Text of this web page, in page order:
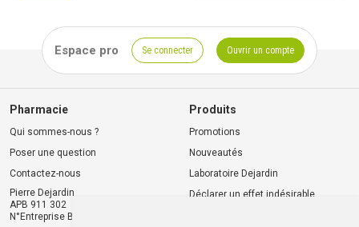
Espace pro Se connecter Ouvrir un compte
Pharmacie
Qui sommes-nous ?
Poser une question
Contactez-nous
Pierre Dejardin
APB 911 302
N°Entreprise BE0446.901.764
Produits
Promotions
Nouveautés
Laboratoire Dejardin
Déclarer un effet indésirable